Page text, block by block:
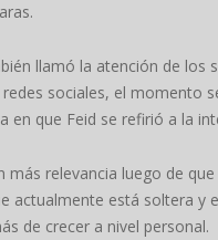
llamó la atención de
sociales, el momento
en que Feid se refirió a la
relevancia luego de
actualmente está soltera y
de crecer a nivel personal.